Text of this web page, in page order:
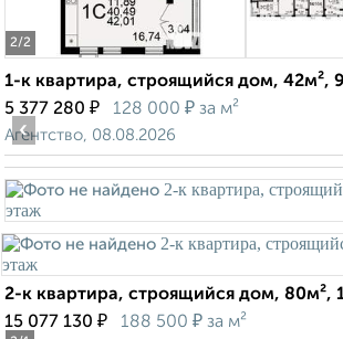
2/2
1-к квартира, строящийся дом, 42м²,
5 377 280 ₽ 128 000 ₽ за м²
Агентство, 08.08.2026
‹
2-к квартира, строящийся дом, 80м²,
15 077 130 ₽ 188 500 ₽ за м²